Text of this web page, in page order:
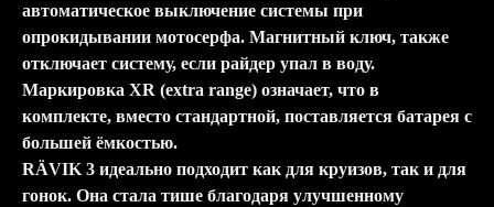
автоматическое выключение системы при
опрокидывании мотосерфа. Магнитный ключ, также
отключает систему, если райдер упал в воду.
Маркировка XR (extra range) означает, что в
комплекте, вместо стандартной, поставляется батарея с
большей ёмкостью.
RÄVIK 3 идеально подходит как для круизов, так и для
гонок. Она стала тише благодаря улучшенному